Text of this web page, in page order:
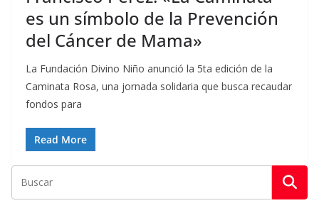
es un símbolo de la Prevención
del Cáncer de Mama»
La Fundación Divino Niño anunció la 5ta edición de la
Caminata Rosa, una jornada solidaria que busca recaudar
fondos para
Read More